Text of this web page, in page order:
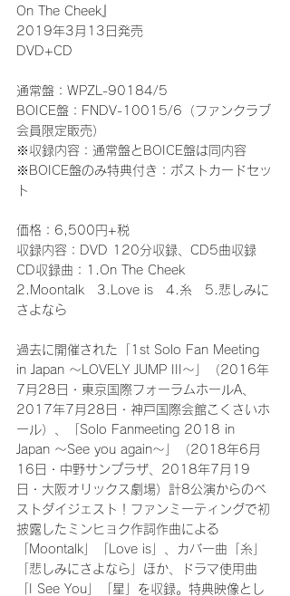
On The Cheek』
2019年3月13日発売
DVD+CD
通常盤：WPZL-90184/5
BOICE盤：FNDV-10015/6（ファンクラブ
会員限定販売）
※収録内容：通常盤とBOICE盤は同内容
※BOICE盤のみ特典付き：ポストカードセッ
ト
価格：6,500円+税
収録内容：DVD 120分収録、CD5曲収録
CD収録曲：1.On The Cheek
2.Moontalk　3.Love is　4.糸　5.悲しみに
さよなら
過去に開催された「1st Solo Fan Meeting
in Japan ～LOVELY JUMP III～」（2016年
7月28日・東京国際フォーラムホールA、
2017年7月28日・神戸国際会館こくさいホ
ール）、「Solo Fanmeeting 2018 in
Japan ～See you again～」（2018年6月
16日・中野サンプラザ、2018年7月19
日・大阪オリックス劇場）計8公演からのベ
ストダイジェスト！ファンミーティングで初
披露したミンヒョク作詞作曲による
「Moontalk」「Love is」、カバー曲「糸」
「悲しみにさよなら」ほか、ドラマ使用曲
「I See You」「星」を収録。特典映像とし